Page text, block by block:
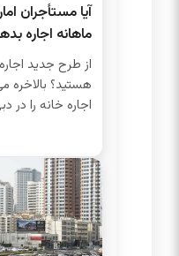
آیا مستأجران
ماهانه اجاره
از طرح جدید
هستید؟ بالاخره
اجاره خانه را در